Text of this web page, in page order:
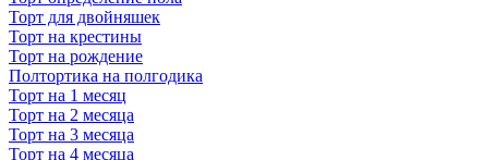
Торт для двойняшек
Торт на крестины
Торт на рождение
Полтортика на полгодика
Торт на 1 месяц
Торт на 2 месяца
Торт на 3 месяца
Торт на 4 месяца